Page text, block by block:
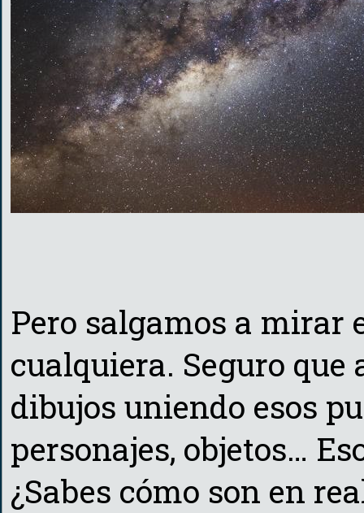
Pero salgamos a mirar
cualquiera. Seguro
dibujos uniendo esos
personajes, objetos…
¿Sabes cómo son en